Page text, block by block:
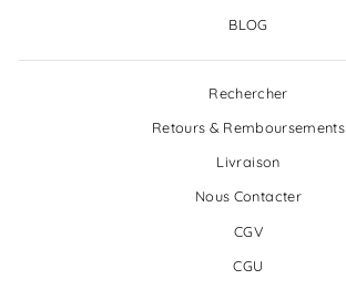
BLOG
Rechercher
Retours & Remboursements
Livraison
Nous Contacter
CGV
CGU